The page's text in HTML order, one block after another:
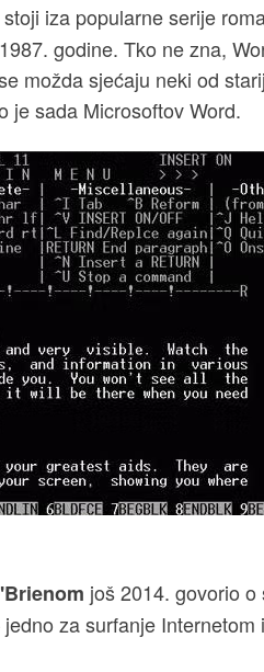
iza popularne serije
godine. Tko ne zna,
možda sjećaju neki od
je sada Microsoftov Word.
još 2014. govorio
za surfanje Internetom i